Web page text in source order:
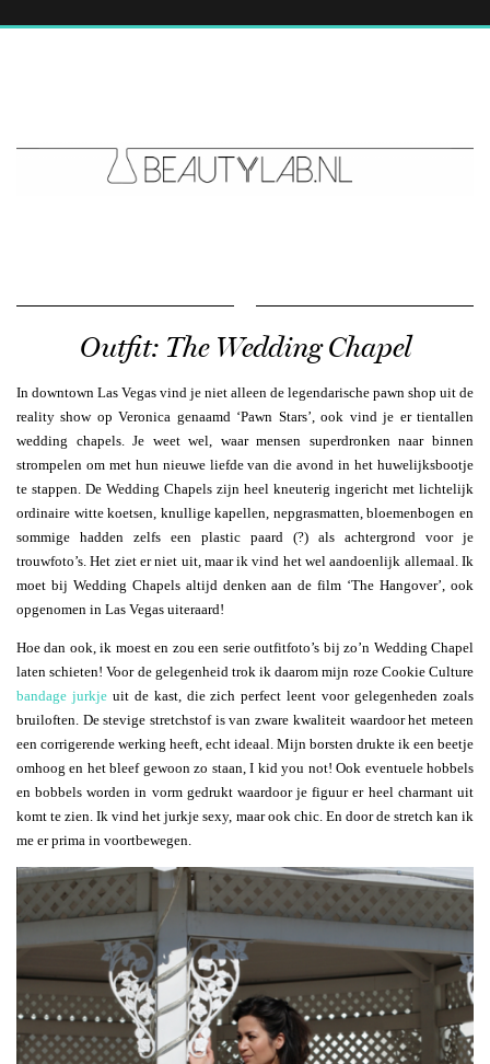
Outfit: The Wedding Chapel
In downtown Las Vegas vind je niet alleen de legendarische pawn shop uit de
reality show op Veronica genaamd ‘Pawn Stars’, ook vind je er tientallen
wedding chapels. Je weet wel, waar mensen superdronken naar binnen
strompelen om met hun nieuwe liefde van die avond in het huwelijksbootje
te stappen. De Wedding Chapels zijn heel kneuterig ingericht met lichtelijk
ordinaire witte koetsen, knullige kapellen, nepgrasmatten, bloemenbogen en
sommige hadden zelfs een plastic paard (?) als achtergrond voor je
trouwfoto’s. Het ziet er niet uit, maar ik vind het wel aandoenlijk allemaal. Ik
moet bij Wedding Chapels altijd denken aan de film ‘The Hangover’, ook
opgenomen in Las Vegas uiteraard!
Hoe dan ook, ik moest en zou een serie outfitfoto’s bij zo’n Wedding Chapel
laten schieten! Voor de gelegenheid trok ik daarom mijn roze Cookie Culture
bandage jurkjeuit de kast, die zich perfect leent voor gelegenheden zoals
bruiloften. De stevige stretchstof is van zware kwaliteit waardoor het meteen
een corrigerende werking heeft, echt ideaal. Mijn borsten drukte ik een beetje
omhoog en het bleef gewoon zo staan, I kid you not! Ook eventuele hobbels
en bobbels worden in vorm gedrukt waardoor je figuur er heel charmant uit
komt te zien. Ik vind het jurkje sexy, maar ook chic. En door de stretch kan ik
me er prima in voortbewegen.